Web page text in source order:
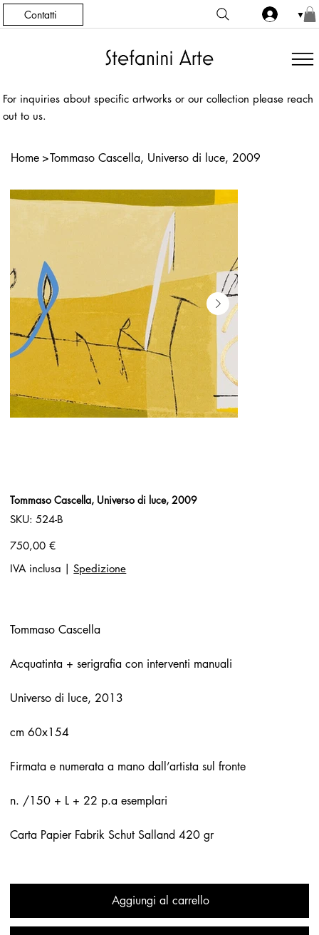
Contatti ▼
For inquiries about specific artworks or our collection please reach
out to us.
Home >Tommaso Cascella, Universo di luce, 2009
Tommaso Cascella, Universo di luce, 2009
SKU:
SKU
524-
524-B
Prezzo
750,00 €
IVA inclusa
Spedizione
Tommaso Cascella
Acquatinta + serigrafia con interventi manuali
Universo di luce, 2013
cm 60x154
Firmata e numerata a mano dall’artista sul fronte
n. /150 + L + 22 p.a esemplari
Carta Papier Fabrik Schut Salland 420 gr
Aggiungi al carrello